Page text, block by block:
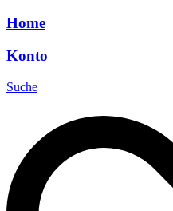
Home
Konto
Suche